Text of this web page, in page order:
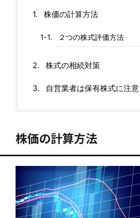
株価の計算方法
２つの株式評価方法
株式の相続対策
自営業者は保有株式に注
株価の計算方法